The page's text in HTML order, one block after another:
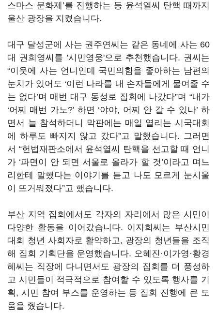
스마스 문화제’를 진행하는 등 윤석열씨 탄핵 때까지
울산 광장을 지켰습니다.
대구 달성군에 사는 권주연씨는 같은 동네에 사는 60
대 권희영씨를 '시민영웅'으로 추천했습니다. 권씨는
“이웃에 사는 언니인데 국민의힘을 좋아하는 남편의
눈치가 있어도 ‘이런 나라를 내 손자들에게 물여줄 수
는 없다’며 매번 대구 동성로 집회에 나갔다”며 “내가
‘어찌 매번 가노?’ 하면 ‘야야, 어찌 안 갈 수 있나’ 하
면서 늘 참석하더니 막판에는 매일 열리는 시국대회
에 하루도 빠지지 않고 갔다”고 말했습니다. 그러면
서 “헌법재판소에서 윤석열씨 탄핵을 선고할 때 언니
가 ‘파면이 안 되면 서울로 올라가 할 것’이라고 며느
리한테 말했다는 이야기를 듣고 나도 모르게 눈시울
이 뜨거워졌다”고 했습니다.
부산 지역 집회에서도 각자의 자리에서 많은 시민이
다양한 활동을 이어갔습니다. 이지희씨는 부산시민
대회 청년 사회자로 활약하고, 광장의 청년들을 조직
해 집회 기획단을 운영했습니다. 오혜진·이가영·황경
혜씨는 직장에 다니면서도 광장의 집회를 더 풍성하
고 시민들이 적극적으로 참여할 수 있도록 행사를 기
획, 시민 참여 부스를 운영하는 등 집회 진행에 큰 도
움을 줬습니다.